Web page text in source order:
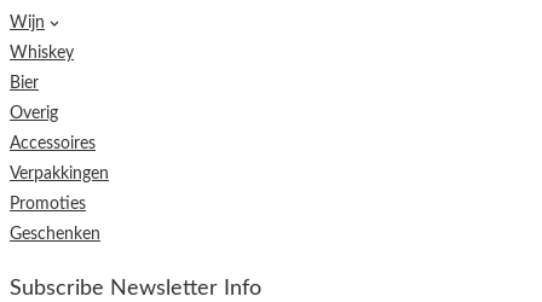
Wijn
Whiskey
Bier
Overig
Accessoires
Verpakkingen
Promoties
Geschenken
Subscribe Newsletter Info